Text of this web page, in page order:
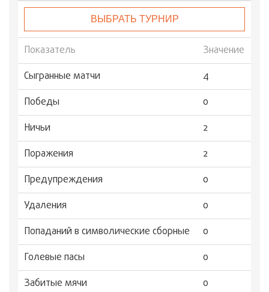
ВЫБРАТЬ ТУРНИР
Показатель
Значение
Сыгранные матчи
4
Победы
0
Ничьи
2
Поражения
2
Предупреждения
0
Удаления
0
Попаданий в символические сборные
0
Голевые пасы
0
Забитые мячи
0